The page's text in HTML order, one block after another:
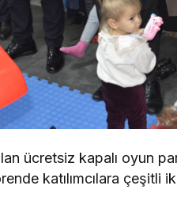
ücretsiz kapalı oyun
katılımcılara çeşitli